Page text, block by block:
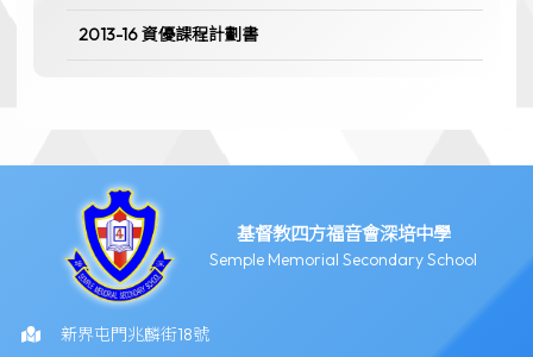
2013-16 資優課程計劃書
基督教四方福音會深培中學
Semple Memorial Secondary School
新界屯門兆麟街18號